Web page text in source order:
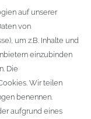
auf unserer
von
um z.B. Inhalte und
einzubinden
Die
Wir teilen
benennen.
aufgrund eines